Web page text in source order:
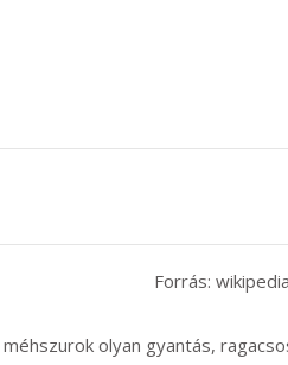
Forrás:
olyan gyantás,